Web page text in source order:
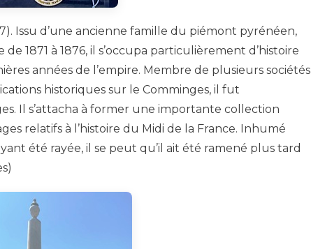
Issu d’une ancienne famille du piémont pyrénéen,
1871 à 1876, il s’occupa particulièrement d’histoire
années de l’empire. Membre de plusieurs sociétés
historiques sur le Comminges, il fut
Il s’attacha à former une importante collection
relatifs à l’histoire du Midi de la France. Inhumé
été rayée, il se peut qu’il ait été ramené plus tard